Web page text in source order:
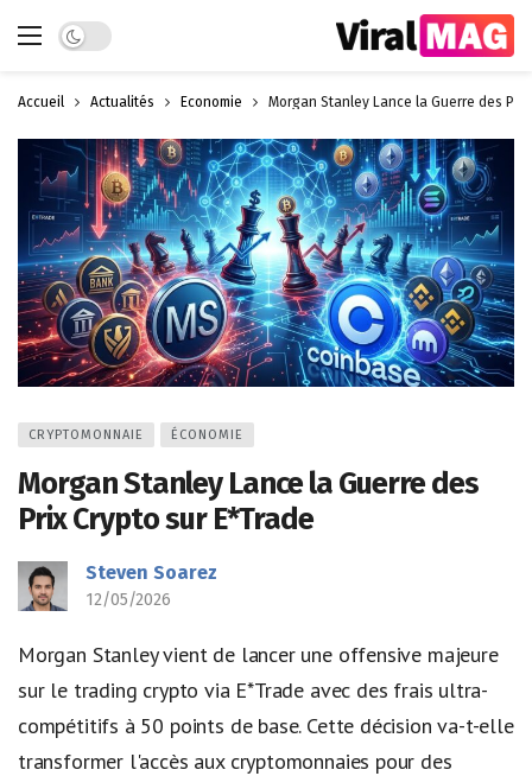
Dark mode
Accueil Actualités Économie Morgan Stanley Lance la Guerre des
CRYPTOMONNAIE ÉCONOMIE
Morgan Stanley Lance la Guerre des
Prix Crypto sur E*Trade
Steven Soarez
12/05/2026
Morgan Stanley vient de lancer une offensive majeure
sur le trading crypto via E*Trade avec des frais ultra-
compétitifs à 50 points de base. Cette décision va-t-elle
transformer l'accès aux cryptomonnaies pour des